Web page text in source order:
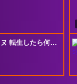
【Minecraft】ストリヌ 転生したら何になる！？